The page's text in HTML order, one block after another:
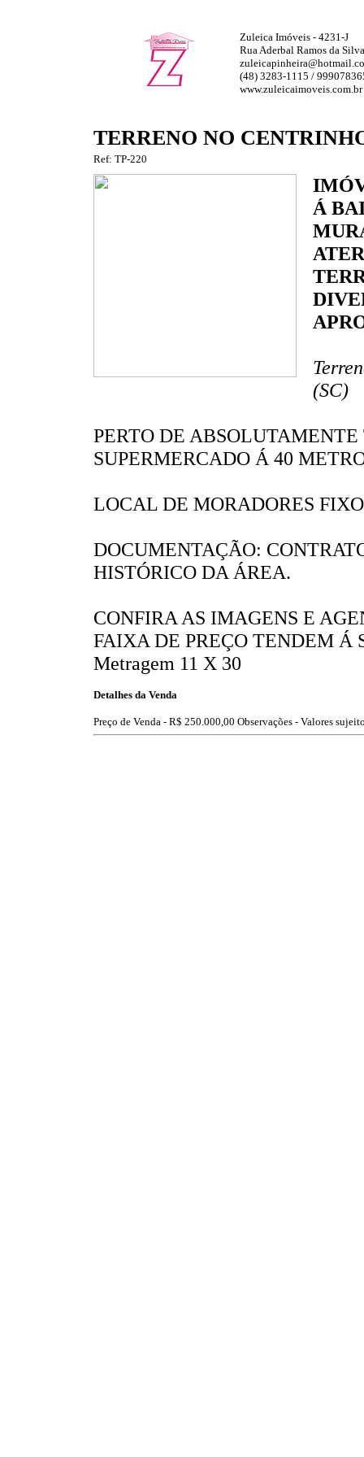
Zuleica Imóveis - 4231-J
Rua Aderbal Ramos da
(48) 3283-1115 /
www.zuleicaimoveis.com.br
TERRENO NO
Ref: TP-220
Á
(SC)
PERTO DE
SUPERMERCADO Á 40
LOCAL DE MORADORES
DOCUMENTAÇÃO:
HISTÓRICO DA ÁREA.
CONFIRA AS IMAGENS E
FAIXA DE PREÇO TENDEM Á
Metragem 11 X 30
Detalhes da Venda
Preço de Venda - R$ 250.000,00 Observações - Valores